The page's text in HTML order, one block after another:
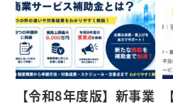
【令和8年度版】新事業